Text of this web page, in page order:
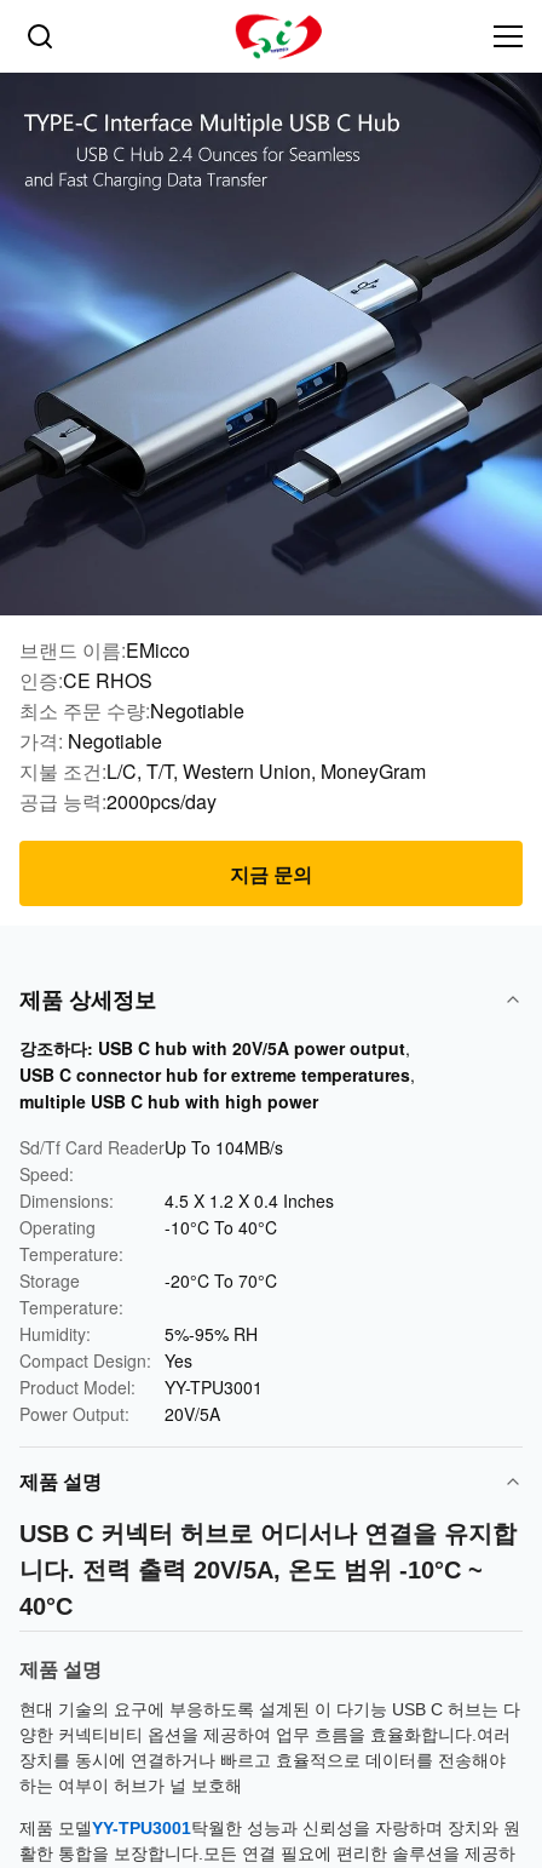
브랜드 이름:EMicco
인증:CE RHOS
최소 주문 수량:Negotiable
가격: Negotiable
지불 조건:L/C, T/T, Western Union, MoneyGram
공급 능력:2000pcs/day
지금 문의
제품 상세정보
강조하다: USB C hub with 20V/5A power output,
USB C connector hub for extreme temperatures,
multiple USB C hub with high power
Sd/Tf Card Reader
Speed:
Up To 104MB/s
Dimensions:
4.5 X 1.2 X 0.4 Inches
Operating
Temperature:
-10°C To 40°C
Storage
Temperature:
-20°C To 70°C
Humidity:
5%-95% RH
Compact Design: Yes
Product Model:
YY-TPU3001
Power Output:
20V/5A
제품 설명
USB C 커넥터 허브로 어디서나 연결을 유지합
니다. 전력 출력 20V/5A, 온도 범위 -10°C ~
40°C
제품 설명
현대 기술의 요구에 부응하도록 설계된 이 다기능 USB C 허브는 다
양한 커넥티비티 옵션을 제공하여 업무 흐름을 효율화합니다.여러
장치를 동시에 연결하거나 빠르고 효율적으로 데이터를 전송해야
하는 여부이 허브가 널 보호해
제품 모델YY-TPU3001탁월한 성능과 신뢰성을 자랑하며 장치와 원
활한 통합을 보장합니다.모든 연결 필요에 편리한 솔루션을 제공하